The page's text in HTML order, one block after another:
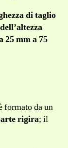
di taglio
25 mm a 75
formato da un
rigira; il